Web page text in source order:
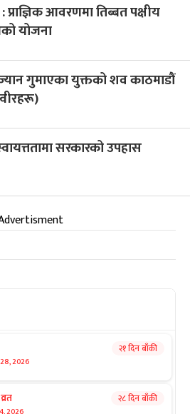
: प्राज्ञिक आवरणमा तिब्बत पक्षीय
योजना
ज्यान गुमाएका युक्तको शव काठमाडौं
सरकारको उपहास
2026
२१ दिन बाँकी
२८ दिन बाँकी